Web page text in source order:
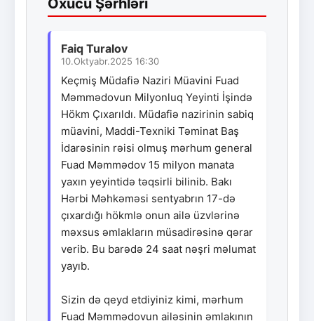
Faiq Turalov
10.Oktyabr.2025 16:30
Keçmiş Müdafiə Naziri Müavini Fuad
Məmmədovun Milyonluq Yeyinti İşində
Hökm Çıxarıldı. Müdafiə nazirinin sabiq
müavini, Maddi-Texniki Təminat Baş
İdarəsinin rəisi olmuş mərhum general
Fuad Məmmədov 15 milyon manata
yaxın yeyintidə təqsirli bilinib. Bakı
Hərbi Məhkəməsi sentyabrın 17-də
çıxardığı hökmlə onun ailə üzvlərinə
məxsus əmlakların müsadirəsinə qərar
verib. Bu barədə 24 saat nəşri məlumat
yayıb.
Sizin də qeyd etdiyiniz kimi, mərhum
Fuad Məmmədovun ailəsinin əmlakının